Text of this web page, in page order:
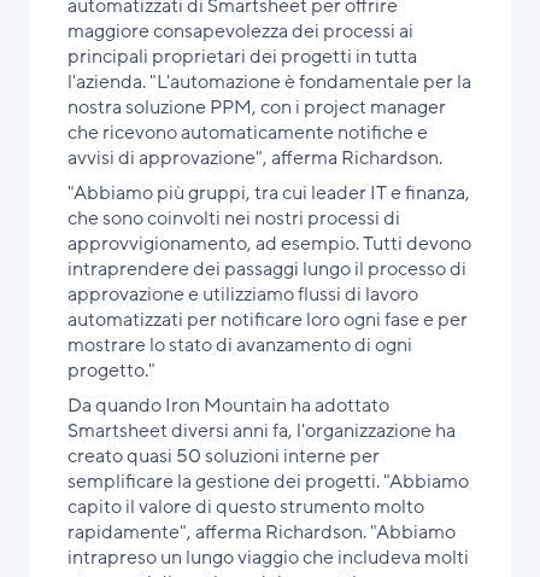
automatizzati di Smartsheet per offrire
maggiore consapevolezza dei processi ai
principali proprietari dei progetti in tutta
l'azienda. "L'automazione è fondamentale per la
nostra soluzione PPM, con i project manager
che ricevono automaticamente notifiche e
avvisi di approvazione", afferma Richardson.
"Abbiamo più gruppi, tra cui leader IT e finanza,
che sono coinvolti nei nostri processi di
approvvigionamento, ad esempio. Tutti devono
intraprendere dei passaggi lungo il processo di
approvazione e utilizziamo flussi di lavoro
automatizzati per notificare loro ogni fase e per
mostrare lo stato di avanzamento di ogni
progetto."
Da quando Iron Mountain ha adottato
Smartsheet diversi anni fa, l'organizzazione ha
creato quasi 50 soluzioni interne per
semplificare la gestione dei progetti. "Abbiamo
capito il valore di questo strumento molto
rapidamente", afferma Richardson. "Abbiamo
intrapreso un lungo viaggio che includeva molti